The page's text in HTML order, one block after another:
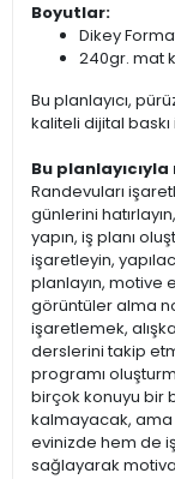
Boyutlar:
Dikey
240gr. mat
Bu planlayıcı,
kaliteli dijital
Bu
Randevuları
günlerini
yapın, iş planı
işaretleyin,
planlayın, motive
görüntüler alma
işaretlemek,
derslerini takip
programı
birçok konuyu bir
kalmayacak, ama
evinizde hem de
sağlayarak